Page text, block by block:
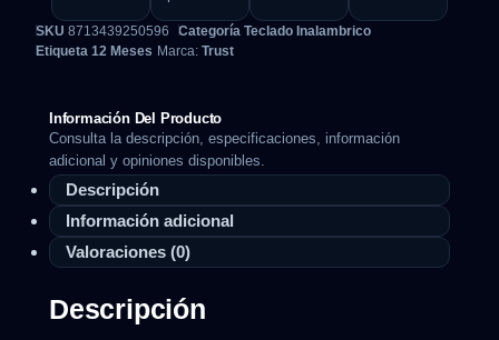
SKU 8713439250596 Categoría Teclado Inalambrico
Etiqueta 12 Meses Marca: Trust
Información Del Producto
Consulta la descripción, especificaciones, información
adicional y opiniones disponibles.
Descripción
Información adicional
Valoraciones (0)
Descripción